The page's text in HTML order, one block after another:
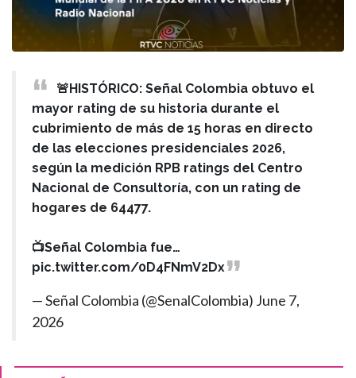
🚨HISTÓRICO: Señal Colombia obtuvo el
mayor rating de su historia durante el
cubrimiento de más de 15 horas en directo
de las elecciones presidenciales 2026,
según la medición RPB ratings del Centro
Nacional de Consultoría, con un rating de
hogares de 64477.
📺Señal Colombia fue…
pic.twitter.com/0D4FNmV2Dx
— Señal Colombia (@SenalColombia) June 7,
2026